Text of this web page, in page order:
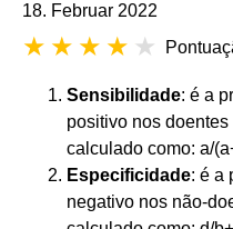
18. Februar 2022
Sensibilidade: é a
positivo nos
calculado como: a/
Especificidade: é a
negativo nos não-